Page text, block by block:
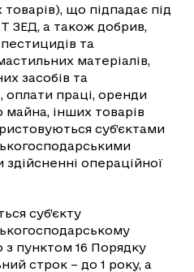
що підпадає під
ЗЕД, а також добрив,
та
матеріалів,
засобів та
оплати праці, оренди
інших товарів
суб’єктами
операційної
суб’єкту
з пунктом 16 Порядку
строк – до 1 року, а